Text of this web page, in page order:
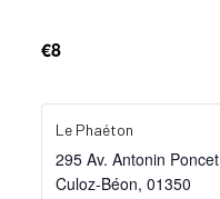
€8
Le Phaéton
295 Av. Antonin Poncet
Culoz-Béon, 01350